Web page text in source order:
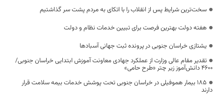
سخت‌ترین شرایط پس از انقلاب را با اتکای به مردم پشت سر گذاشتیم
هفته دولت بهترین فرصت برای تبیین خدمات نظام و دولت
یشتازی خراسان جنوبی در پرونده ثبت جهانی آسبادها
تقدیر مقام عالی وزارت از عملکرد جهادی معاونت آموزش ابتدایی خراسان جنوبی/
۴۶۰۰ دانش‌آموز زیر چتر «طرح حامی»
۱۸۵ بیمار هموفیلی در خراسان جنوبی تحت پوشش خدمات بیمه سلامت قرار
دارند